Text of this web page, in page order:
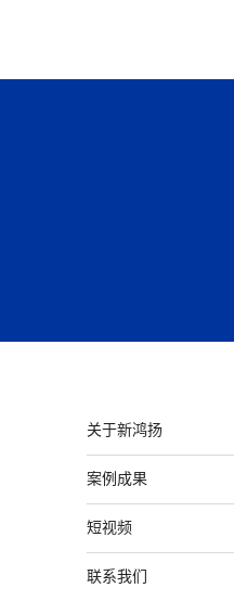
关于新鸿扬
案例成果
短视频
联系我们